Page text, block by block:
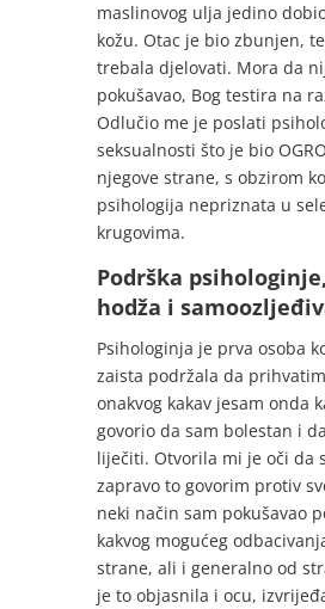
maslinovog ulja jedino
kožu. Otac je bio zbunjen,
trebala djelovati. Mora da
pokušavao, Bog testira na
Odlučio me je poslati
seksualnosti što je bio
njegove strane, s obzirom
psihologija nepriznata u
krugovima.
Podrška
hodža i
Psihologinja je prva osoba
zaista podržala da
onakvog kakav jesam onda
govorio da sam bolestan i
liječiti. Otvorila mi je oči da
zapravo to govorim protiv
neki način sam pokušavao
kakvog mogućeg
strane, ali i generalno od
je to objasnila i ocu,